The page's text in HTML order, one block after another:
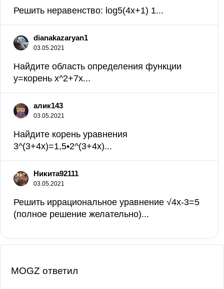
Решить неравенство: log5(4x+1) 1...
dianakazaryan1
03.05.2021
Найдите область определения функции
y=корень x^2+7x...
алик143
03.05.2021
Найдите корень уравнения
3^(3+4x)=1,5•2^(3+4x)...
Никита92111
03.05.2021
Решить иррациональное уравнение √4x-3=5
(полное решение желательно)...
MOGZ ответил